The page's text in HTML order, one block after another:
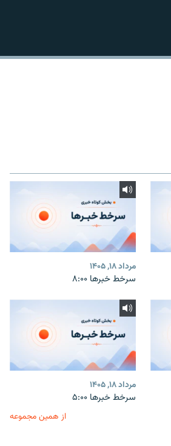
مرداد ۱۸, ۱۴۰۵
سرخط خبرها ۸:۰۰
مرداد ۱۸, ۱۴۰۵
سرخط خبرها ۵:۰۰
از همین مجموعه